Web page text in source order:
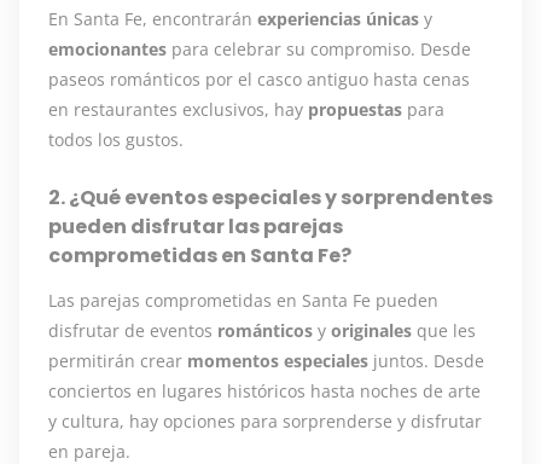
En Santa Fe, encontrarán experiencias únicas y
emocionantes para celebrar su compromiso. Desde
paseos románticos por el casco antiguo hasta cenas
en restaurantes exclusivos, hay propuestas para
todos los gustos.
2. ¿Qué eventos especiales y sorprendentes
pueden disfrutar las parejas
comprometidas en Santa Fe?
Las parejas comprometidas en Santa Fe pueden
disfrutar de eventos románticos y originales que les
permitirán crear momentos especiales juntos. Desde
conciertos en lugares históricos hasta noches de arte
y cultura, hay opciones para sorprenderse y disfrutar
en pareja.